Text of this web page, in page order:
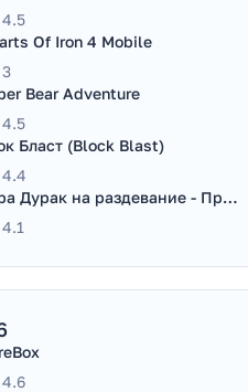
4.5
Of Iron 4 Mobile
3
Bear Adventure
4.5
Бласт (Block Blast)
4.4
Игра Дурак на раздевание - Правила игры
4.1
4.6